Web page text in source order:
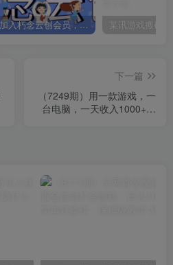
加入朽念云创会员，全站资源免费学习。
下一篇
（7249期）用一款游戏，一
台电脑，一天收入1000+，